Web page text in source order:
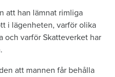
att han lämnat rimliga
i lägenheten, varför olika
och varför Skatteverket har
att mannen får behålla